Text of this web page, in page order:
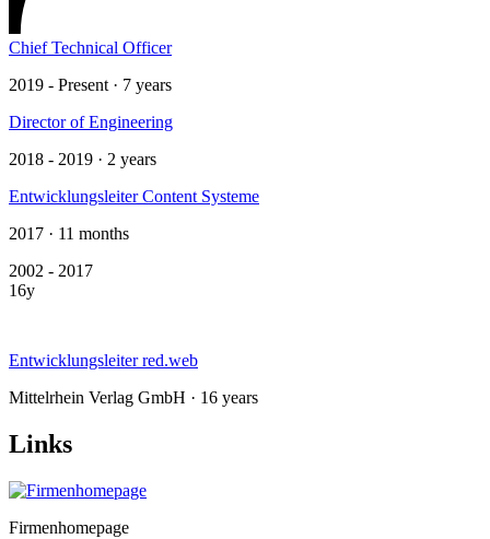
Chief Technical Officer
2019 - Present · 7 years
Director of Engineering
2018 - 2019 · 2 years
Entwicklungsleiter Content Systeme
2017 · 11 months
2002 - 2017
16y
Entwicklungsleiter red.web
Mittelrhein Verlag GmbH · 16 years
Links
Firmenhomepage